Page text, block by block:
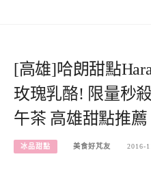
[高雄]哈朗甜點
玫瑰乳酪! 限量秒
午茶 高雄甜點推薦
冰品甜點 美食好芃友 2016-